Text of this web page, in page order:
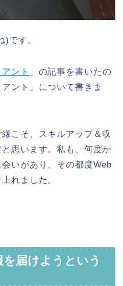
)です。
ント 」の記事を書いたの
ント」について書きま
こそ、スキルアップ＆収
思います。私も、何度か
いがあり、その都度Web
れました。
届けようという